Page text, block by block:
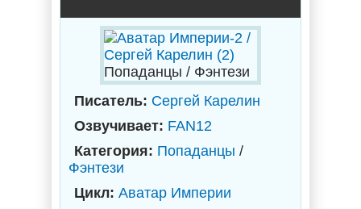
Попаданцы / Фэнтези
Писатель: Сергей Карелин
Озвучивает: FAN12
Категория: Попаданцы /
Фэнтези
Цикл: Аватар Империи